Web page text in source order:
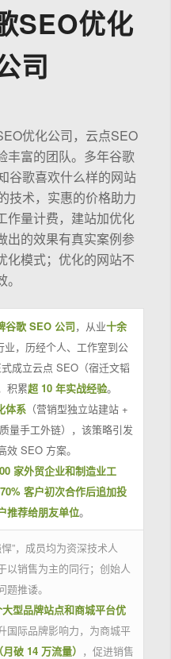
SEO优化
司
优化公司，云点SEO
丰富的团队。多年谷歌
谷歌喜欢什么样的网站
技术，实惠的价格助力
作量计费，建站加优化
出的效果有真实案例参
化模式；优化的网站不
谷歌 SEO 公司，从业十余
，历经个人、工作室到公
成立云点 SEO（宿迁文韬
积累超 10 年实战经验。
体系（营销型独立站建站 +
量手工外链），该策略引发
SEO 方案。
家外贸企业和制造业工
客户初次合作后追加投
推荐给朋友单位。
”，成员均为资深技术人
以销售为主的同行；创始人
推诿。
型品牌站点和商城平台优
国际品牌影响力，为商城平
破 14 万流量） ，促进销售